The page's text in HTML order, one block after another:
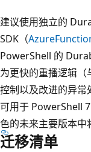
建议使用独立的
SDK（
PowerShell 的
为更快的重播逻辑（
控制以及改进的异常
可用于 PowerShell
色的未来主要版本中
迁移清单